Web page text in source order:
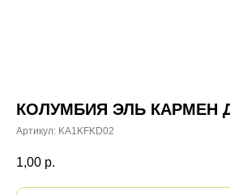
КОЛУМБИЯ ЭЛЬ КАРМЕН
Артикул: KA1KFKD02
1,00 р.